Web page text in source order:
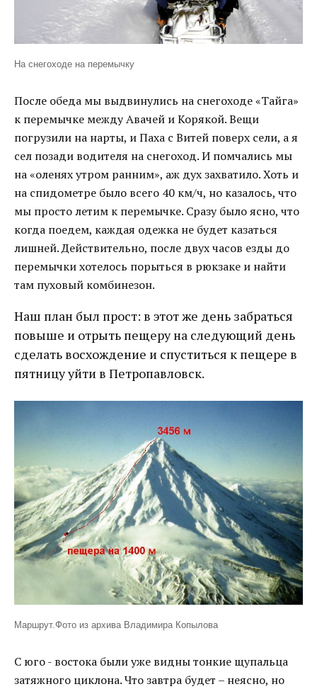
На снегоходе на перемычку
После обеда мы выдвинулись на снегоходе «Тайга»
к перемычке между Авачей и Корякой. Вещи
погрузили на нарты, и Паха с Витей поверх сели, а я
сел позади водителя на снегоход. И помчались мы
на «оленях утром ранним», аж дух захватило. Хоть и
на спидометре было всего 40 км/ч, но казалось, что
мы просто летим к перемычке. Сразу было ясно, что
когда поедем, каждая одежка не будет казаться
лишней. Действительно, после двух часов езды до
перемычки хотелось порыться в рюкзаке и найти
там пуховый комбинезон.
Наш план был прост: в этот же день забраться
повыше и отрыть пещеру на следующий день
сделать восхождение и спуститься к пещере в
пятницу уйти в Петропавловск.
Маршрут.Фото из архива Владимира Копылова
С юго - востока были уже видны тонкие щупальца
затяжного циклона. Что завтра будет – неясно, но